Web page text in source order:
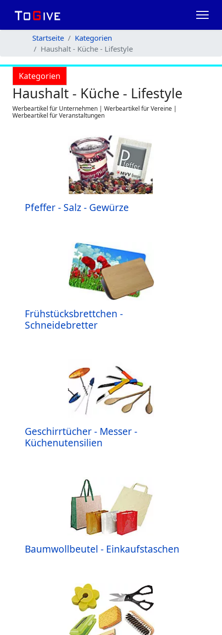
Startseite
Kategorien
Haushalt - Küche - Lifestyle
Kategorien
Haushalt - Küche - Lifestyle
Werbeartikel für Unternehmen | Werbeartikel für Vereine |
Werbeartikel für Veranstaltungen
Pfeffer - Salz - Gewürze
Frühstücksbrettchen -
Schneidebretter
Geschirrtücher - Messer -
Küchenutensilien
Baumwollbeutel - Einkaufstaschen